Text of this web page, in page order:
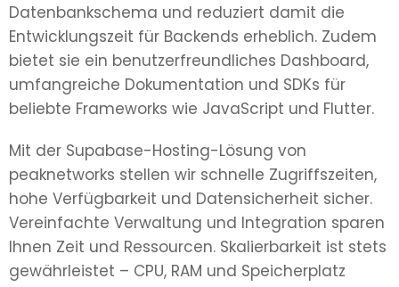
Datenbankschema und reduziert damit die
Entwicklungszeit für Backends erheblich. Zudem
bietet sie ein benutzerfreundliches Dashboard,
umfangreiche Dokumentation und SDKs für
beliebte Frameworks wie JavaScript und Flutter.
Mit der Supabase-Hosting-Lösung von
peaknetworks stellen wir schnelle Zugriffszeiten,
hohe Verfügbarkeit und Datensicherheit sicher.
Vereinfachte Verwaltung und Integration sparen
Ihnen Zeit und Ressourcen. Skalierbarkeit ist stets
gewährleistet – CPU, RAM und Speicherplatz